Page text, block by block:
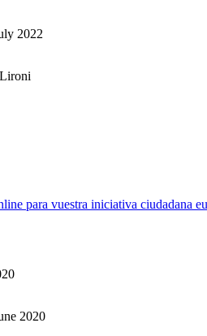
2022
para vuestra iniciativa ciudadana
2020